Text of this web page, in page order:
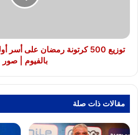
بقرى
إطسا
توزيع 500 كرتونة رمضان على
بالفيوم | صور
مقالات ذات صلة